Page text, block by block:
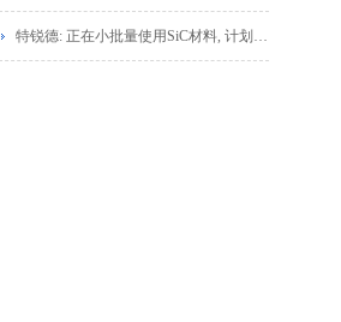
特锐德: 正在小批量使用SiC材料, 计划逐步扩大使用范围并降低成本